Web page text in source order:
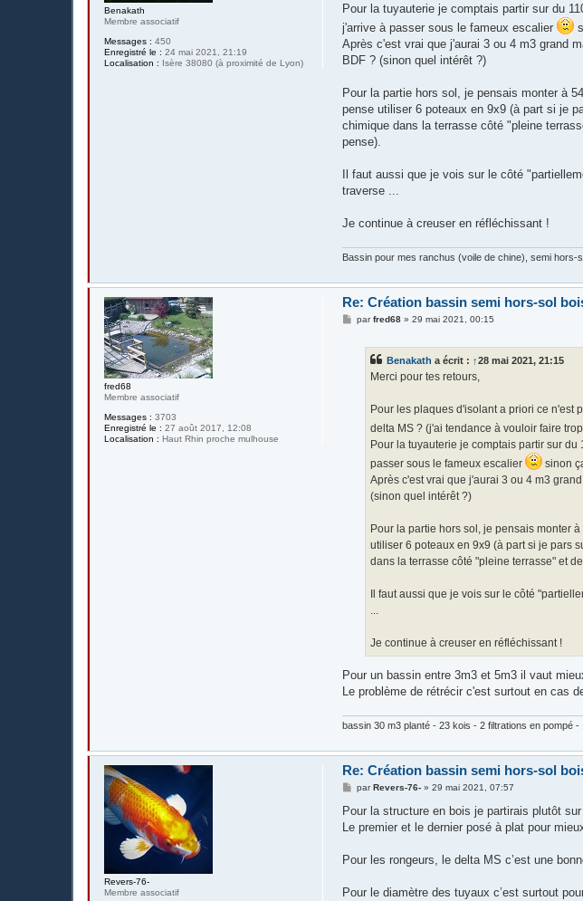
Benakath
Membre associatif
Messages : 450
Enregistré le : 24 mai 2021, 21:19
Localisation : Isère 38080 (à proximité de Lyon)
Pour la tuyauterie je comptais partir sur du
j'arrive à passer sous le fameux escalier
Après c'est vrai que j'aurai 3 ou 4 m3 grand
BDF ? (sinon quel intérêt ?)
Pour la partie hors sol, je pensais monter à
pense utiliser 6 poteaux en 9x9 (à part si je
chimique dans la terrasse côté "pleine
pense).
Il faut aussi que je vois sur le côté
traverse ...
Je continue à creuser en réfléchissant !
Bassin pour mes ranchus (voile de chine), semi
fred68
Membre associatif
Messages : 3703
Enregistré le : 27 août 2017, 12:08
Localisation : Haut Rhin proche mulhouse
Re: Création bassin semi hors-sol
Mparfred68 »29 mai 2021, 00:15
Benakath a écrit : ↑28 mai 2021, 21:15
Merci pour tes retours,
Pour les plaques d'isolant a priori ce n'est
delta MS ? (j'ai tendance à vouloir faire
Pour la tuyauterie je comptais partir sur
passer sous le fameux escalier
sinon
Après c'est vrai que j'aurai 3 ou 4 m3
(sinon quel intérêt ?)
Pour la partie hors sol, je pensais monter
utiliser 6 poteaux en 9x9 (à part si je pars
dans la terrasse côté "pleine terrasse" et
Il faut aussi que je vois sur le côté
Je continue à creuser en réfléchissant !
Pour un bassin entre 3m3 et 5m3 il vaut
Le problème de rétrécir c'est surtout en cas
bassin 30 m3 planté - 23 kois - 2 filtrations en pompé
Revers-76-
Membre associatif
Re: Création bassin semi hors-sol
M
s
a
parRevers-76- »29 mai 2021, 07:57
Pour la structure en bois je partirais plutôt
Le premier et le dernier posé à plat pour
Pour les rongeurs, le delta MS c’est une
Pour le diamètre des tuyaux c’est surtout